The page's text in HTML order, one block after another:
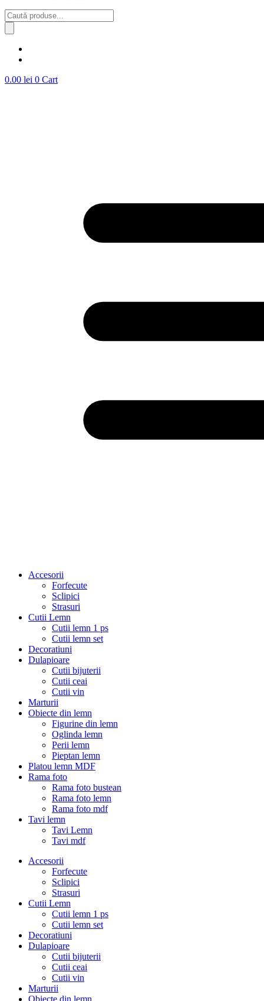
Products
search
0.00 lei 0 Cart
Accesorii
Forfecute
Sclipici
Strasuri
Cutii Lemn
Cutii lemn 1 ps
Cutii lemn set
Decoratiuni
Dulapioare
Cutii bijuterii
Cutii ceai
Cutii vin
Marturii
Obiecte din lemn
Figurine din lemn
Oglinda lemn
Perii lemn
Pieptan lemn
Platou lemn MDF
Rama foto
Rama foto bustean
Rama foto lemn
Rama foto mdf
Tavi lemn
Tavi Lemn
Tavi mdf
Accesorii
Forfecute
Sclipici
Strasuri
Cutii Lemn
Cutii lemn 1 ps
Cutii lemn set
Decoratiuni
Dulapioare
Cutii bijuterii
Cutii ceai
Cutii vin
Marturii
Obiecte din lemn